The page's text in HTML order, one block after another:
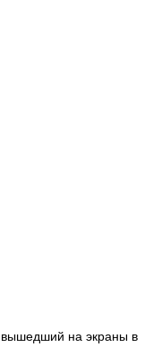
, вышедший на экраны в